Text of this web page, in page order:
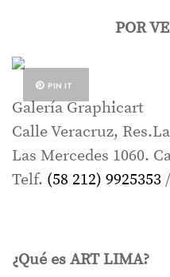
POR
PIN IT
Galería Graphicart
Calle Veracruz,
Las Mercedes 1060.
Telf. (58 212) 9925353
¿Qué es ART LIMA?